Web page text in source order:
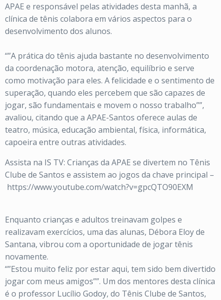
APAE e responsável pelas atividades desta manhã, a
clínica de tênis colabora em vários aspectos para o
desenvolvimento dos alunos.
“”A prática do tênis ajuda bastante no desenvolvimento
da coordenação motora, atenção, equilíbrio e serve
como motivação para eles. A felicidade e o sentimento de
superação, quando eles percebem que são capazes de
jogar, são fundamentais e movem o nosso trabalho””,
avaliou, citando que a APAE-Santos oferece aulas de
teatro, música, educação ambiental, física, informática,
capoeira entre outras atividades.
Assista na IS TV: Crianças da APAE se divertem no Tênis
Clube de Santos e assistem ao jogos da chave principal –
https://www.youtube.com/watch?v=gpcQTO90EXM
Enquanto crianças e adultos treinavam golpes e
realizavam exercícios, uma das alunas, Débora Eloy de
Santana, vibrou com a oportunidade de jogar tênis
novamente.
“”Estou muito feliz por estar aqui, tem sido bem divertido
jogar com meus amigos””. Um dos mentores desta clínica
é o professor Lucílio Godoy, do Tênis Clube de Santos,